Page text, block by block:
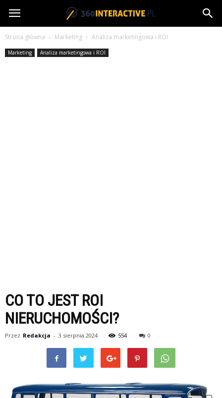
360interactive.pl
Strona główna Marketing Analiza marketingowa i ROI
Marketing Analiza marketingowa i ROI
CO TO JEST ROI
NIERUCHOMOŚCI?
Przez Redakcja - 3 sierpnia 2024 554 0